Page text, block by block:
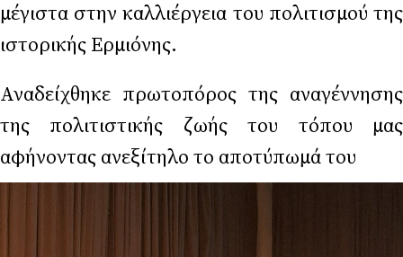
μέγιστα στην καλλιέργεια του πολιτισμού της
ιστορικής Ερμιόνης.
Αναδείχθηκε πρωτοπόρος της αναγέννησης
της πολιτιστικής ζωής του τόπου μας
αφήνοντας ανεξίτηλο το αποτύπωμά του